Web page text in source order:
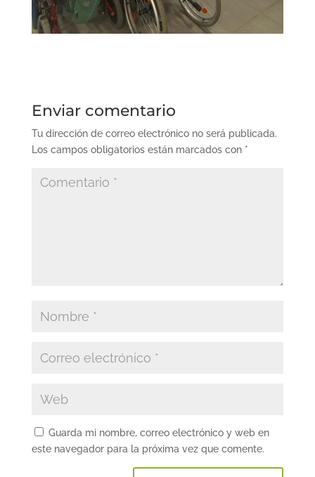
Enviar comentario
Tu dirección de correo electrónico no será publicada.
Los campos obligatorios están marcados con *
Guarda mi nombre, correo electrónico y web en
este navegador para la próxima vez que comente.